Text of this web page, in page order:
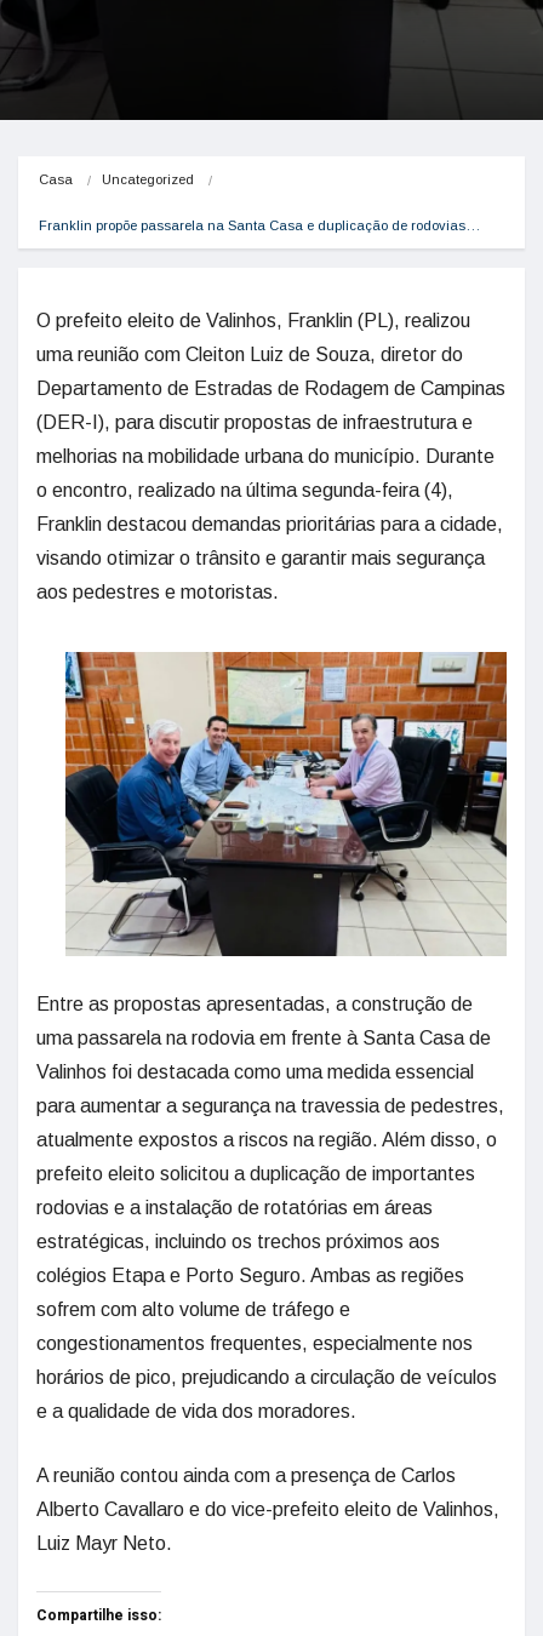
Casa Uncategorized
Franklin propõe passarela na Santa Casa e duplicação de rodovias…
O prefeito eleito de Valinhos, Franklin (PL), realizou
uma reunião com Cleiton Luiz de Souza, diretor do
Departamento de Estradas de Rodagem de Campinas
(DER-I), para discutir propostas de infraestrutura e
melhorias na mobilidade urbana do município. Durante
o encontro, realizado na última segunda-feira (4),
Franklin destacou demandas prioritárias para a cidade,
visando otimizar o trânsito e garantir mais segurança
aos pedestres e motoristas.
Entre as propostas apresentadas, a construção de
uma passarela na rodovia em frente à Santa Casa de
Valinhos foi destacada como uma medida essencial
para aumentar a segurança na travessia de pedestres,
atualmente expostos a riscos na região. Além disso, o
prefeito eleito solicitou a duplicação de importantes
rodovias e a instalação de rotatórias em áreas
estratégicas, incluindo os trechos próximos aos
colégios Etapa e Porto Seguro. Ambas as regiões
sofrem com alto volume de tráfego e
congestionamentos frequentes, especialmente nos
horários de pico, prejudicando a circulação de veículos
e a qualidade de vida dos moradores.
A reunião contou ainda com a presença de Carlos
Alberto Cavallaro e do vice-prefeito eleito de Valinhos,
Luiz Mayr Neto.
Compartilhe isso: